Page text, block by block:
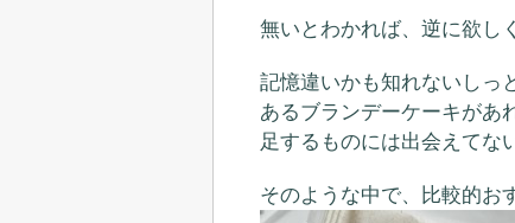
無いとわかれば、逆に欲し
記憶違いかも知れないしっ
あるブランデーケーキがあ
足するものには出会えてな
そのような中で、比較的お